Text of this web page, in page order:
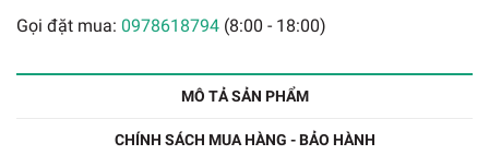
Gọi đặt mua: 0978618794 (8:00 - 18:00)
MÔ TẢ SẢN PHẨM
CHÍNH SÁCH MUA HÀNG - BẢO HÀNH